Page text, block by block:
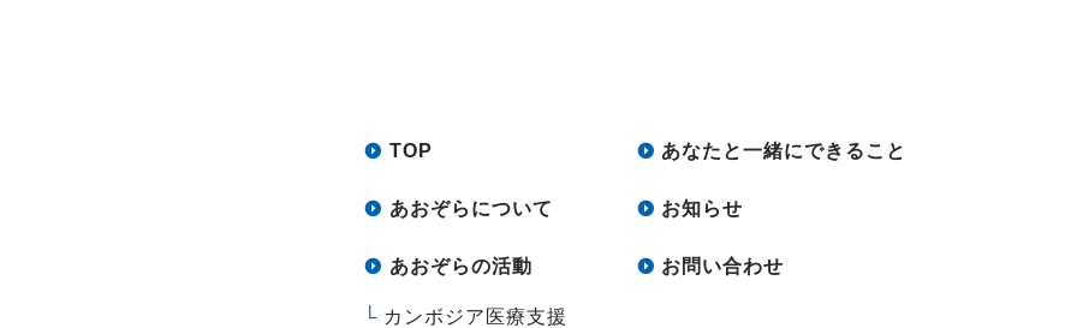
TOP
あおぞらについて
あおぞらの活動
カンボジア医療支援
あなたと一緒にできること
お知らせ
お問い合わせ